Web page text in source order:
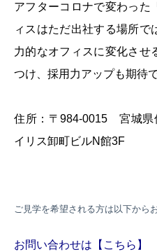
アフターコロナで変わった
ィスはただ出社する場所で
力的なオフィスに変化させ
つけ、採用力アップも期待
住所：〒984-0015 宮城県
イリス卸町ビルN館3F
ご見学を希望される方は以下から
お問い合わせは【こちら】